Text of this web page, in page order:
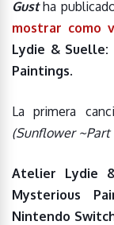
Gust ha
mostrar como
Lydie &
Paintings.
La primera
(Sunflower ~Part
Atelier Lydie
Mysterious
Nintendo